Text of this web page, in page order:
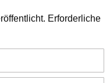
Erforderliche